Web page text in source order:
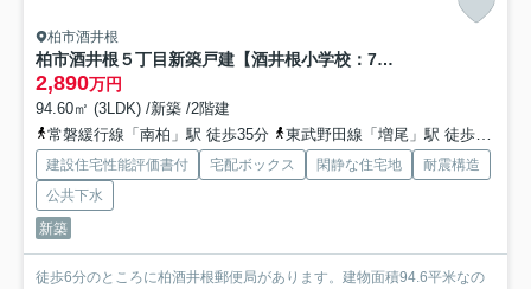
柏市酒井根
柏市酒井根５丁目新築戸建【酒井根小学校：7分】
2,890万円
94.60㎡ (3LDK) /新築 /2階建
常磐緩行線「南柏」駅 徒歩35分
東武野田線「増尾」駅 徒歩26分
建設住宅性能評価書付 宅配ボックス 閑静な住宅地
耐震構造
公共下水
新築
徒歩6分のところに柏酒井根郵便局があります。建物面積94.6平米なの